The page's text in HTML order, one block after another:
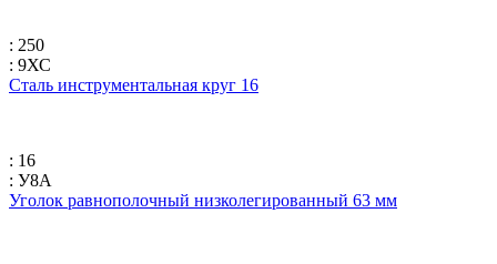
: 250
: 9ХС
Сталь инструментальная круг 16
: 16
: У8А
Уголок равнополочный низколегированный 63 мм